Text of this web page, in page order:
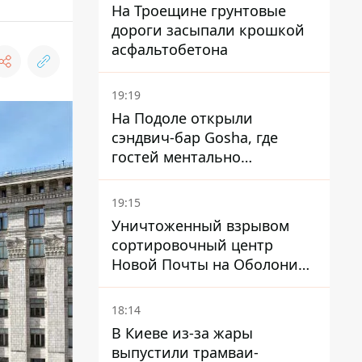
На Троещине грунтовые
дороги засыпали крошкой
асфальтобетона
19:19
На Подоле открыли
сэндвич-бар Gosha, где
гостей ментально
разгружает акула
19:15
Уничтоженный взрывом
сортировочный центр
Новой Почты на Оболони
заработал – выдают
посылки
18:14
В Киеве из-за жары
выпустили трамваи-